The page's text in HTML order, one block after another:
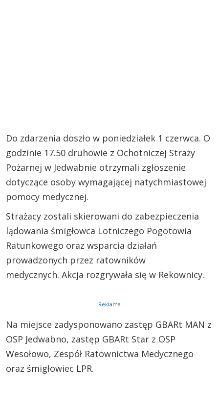
Do zdarzenia doszło w poniedziałek 1 czerwca. O
godzinie 17.50 druhowie z Ochotniczej Straży
Pożarnej w Jedwabnie otrzymali zgłoszenie
dotyczące osoby wymagającej natychmiastowej
pomocy medycznej.
Strażacy zostali skierowani do zabezpieczenia
lądowania śmigłowca Lotniczego Pogotowia
Ratunkowego oraz wsparcia działań
prowadzonych przez ratowników
medycznych. Akcja rozgrywała się w Rekownicy.
Reklama
Na miejsce zadysponowano zastęp GBARt MAN z
OSP Jedwabno, zastęp GBARt Star z OSP
Wesołowo, Zespół Ratownictwa Medycznego
oraz śmigłowiec LPR.